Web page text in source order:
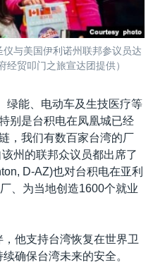
与美国伊利诺州联邦参议员达
贸叩门之旅宣达团提供）
绿能、电动车及生技医疗等
别是台积电在凤凰城已经
，我们有数百家台湾的厂
州的联邦众议员都出席了
D-AZ)也对台积电在亚利
、为当地创造1600个就业
他支持台湾恢复在世界卫
确保台湾未来的安全。